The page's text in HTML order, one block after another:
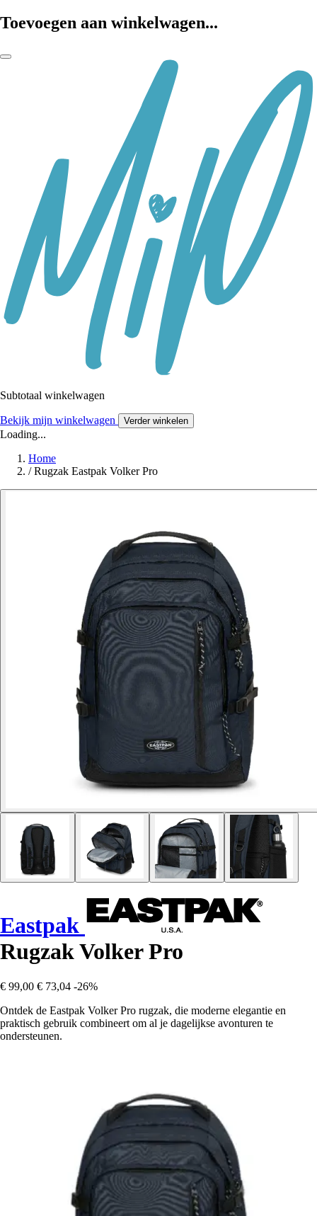
Toevoegen aan winkelwagen...
Subtotaal winkelwagen
Bekijk mijn winkelwagen Verder winkelen
Loading...
Home
/ Rugzak Eastpak Volker Pro
Eastpak
Rugzak Volker Pro
€ 99,00 € 73,04 -26%
Ontdek de Eastpak Volker Pro rugzak, die moderne elegantie en
praktisch gebruik combineert om al je dagelijkse avonturen te
ondersteunen.